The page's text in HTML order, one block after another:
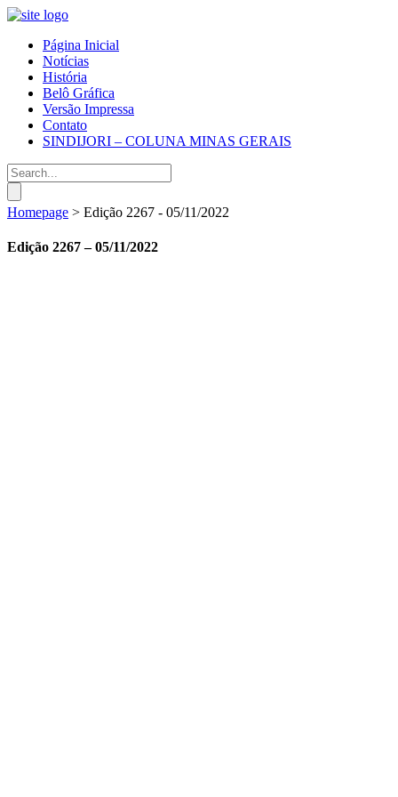
Página Inicial
Notícias
História
Belô Gráfica
Versão Impressa
Contato
SINDIJORI – COLUNA MINAS GERAIS
Homepage > Edição 2267 - 05/11/2022
Edição 2267 – 05/11/2022